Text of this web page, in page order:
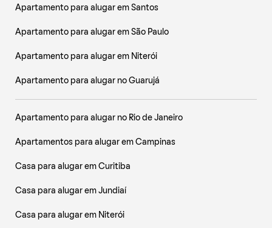
Apartamento para alugar em Santos
Apartamento para alugar em São Paulo
Apartamento para alugar em Niterói
Apartamento para alugar no Guarujá
Apartamento para alugar no Rio de Janeiro
Apartamentos para alugar em Campinas
Casa para alugar em Curitiba
Casa para alugar em Jundiaí
Casa para alugar em Niterói